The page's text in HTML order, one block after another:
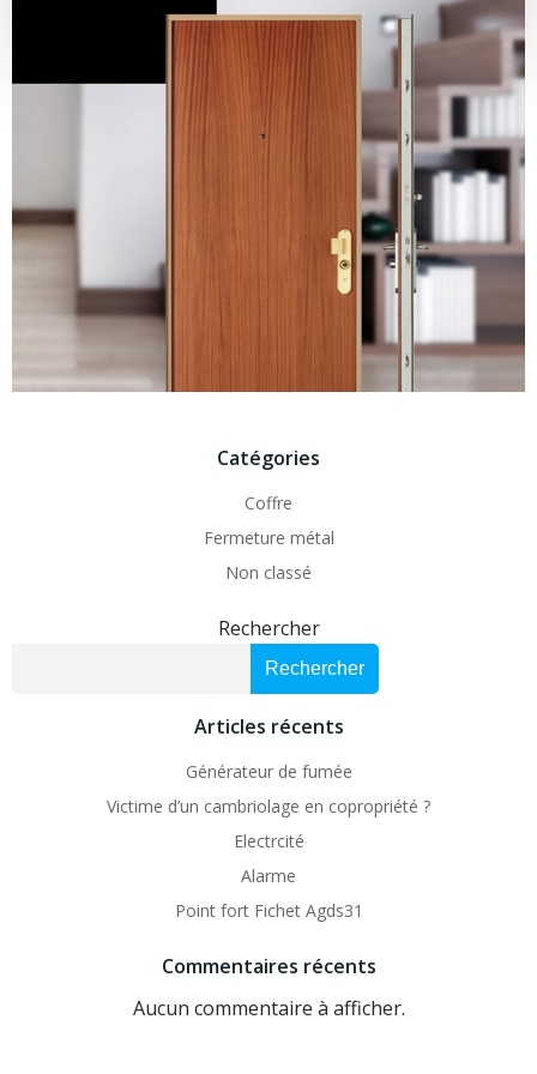
d'info
Catégories
Coffre
Fermeture métal
Non classé
Rechercher
Rechercher
Articles récents
Générateur de fumée
Victime d’un cambriolage en copropriété ?
Electrcité
Alarme
Point fort Fichet Agds31
Commentaires récents
Aucun commentaire à afficher.